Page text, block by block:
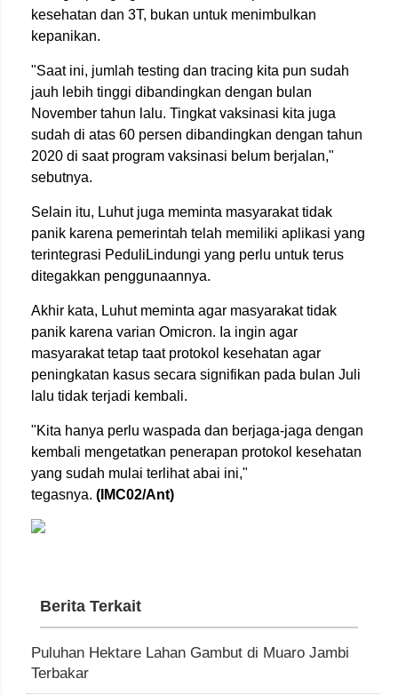
kesehatan dan 3T, bukan untuk menimbulkan
kepanikan.
"Saat ini, jumlah testing dan tracing kita pun sudah
jauh lebih tinggi dibandingkan dengan bulan
November tahun lalu. Tingkat vaksinasi kita juga
sudah di atas 60 persen dibandingkan dengan tahun
2020 di saat program vaksinasi belum berjalan,"
sebutnya.
Selain itu, Luhut juga meminta masyarakat tidak
panik karena pemerintah telah memiliki aplikasi yang
terintegrasi PeduliLindungi yang perlu untuk terus
ditegakkan penggunaannya.
Akhir kata, Luhut meminta agar masyarakat tidak
panik karena varian Omicron. Ia ingin agar
masyarakat tetap taat protokol kesehatan agar
peningkatan kasus secara signifikan pada bulan Juli
lalu tidak terjadi kembali.
"Kita hanya perlu waspada dan berjaga-jaga dengan
kembali mengetatkan penerapan protokol kesehatan
yang sudah mulai terlihat abai ini,"
tegasnya. (IMC02/Ant)
Berita Terkait
Puluhan Hektare Lahan Gambut di Muaro Jambi
Terbakar